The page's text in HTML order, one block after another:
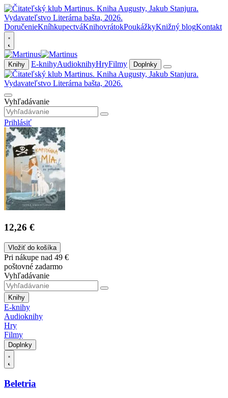
DoručenieKníhkupectváKnihovrátokPoukážkyKnižný blogKontakt
Knihy E-knihyAudioknihyHryFilmy Doplnky
Vyhľadávanie
Prihlásiť
12,26 €
Vložiť do košíka
Pri nákupe nad 49 €
poštovné zadarmo
Vyhľadávanie
Knihy
E-knihy
Audioknihy
Hry
Filmy
Doplnky
Beletria